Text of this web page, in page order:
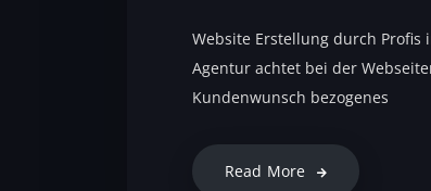
Website Erstellung durch Profis
Agentur achtet bei der
Kundenwunsch bezogenes
Read More